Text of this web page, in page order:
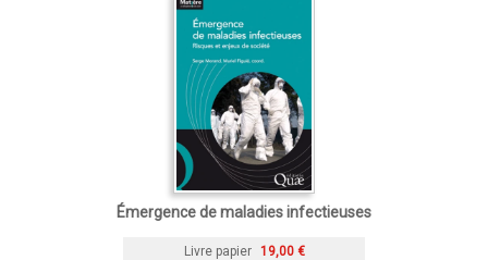
Émergence de maladies infectieuses
Livre papier 19,00 €